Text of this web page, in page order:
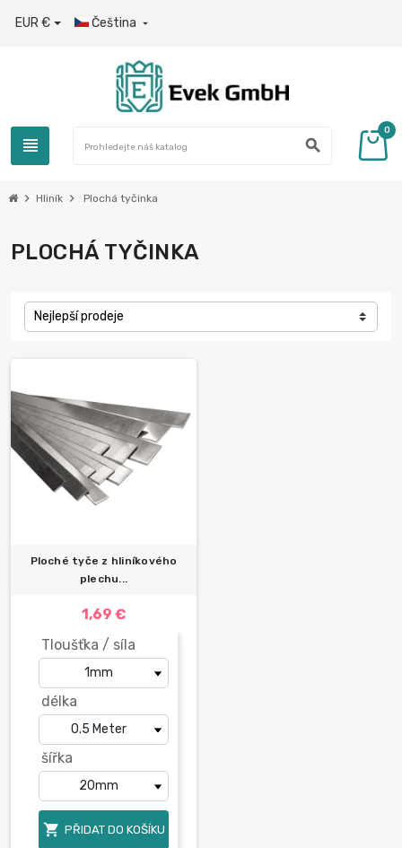
EUR € Čeština 
view_headline search
0
chevron_right Hliník chevron_right Plochá tyčinka
PLOCHÁ TYČINKA
Nejlepší prodeje
Ploché tyče z hliníkového
plechu...
1,69 €
Tloušťka / síla
délka
šířka
 PŘIDAT DO KOŠÍKU